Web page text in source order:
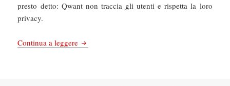
presto detto: Qwant non traccia gli utenti e rispetta la loro
privacy.
Continua a leggere Cybersecurity: Come funziona Qwant, il